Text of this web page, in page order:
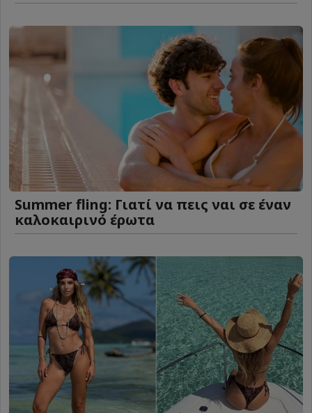
Summer fling: Γιατί να πεις ναι σε έναν
καλοκαιρινό έρωτα